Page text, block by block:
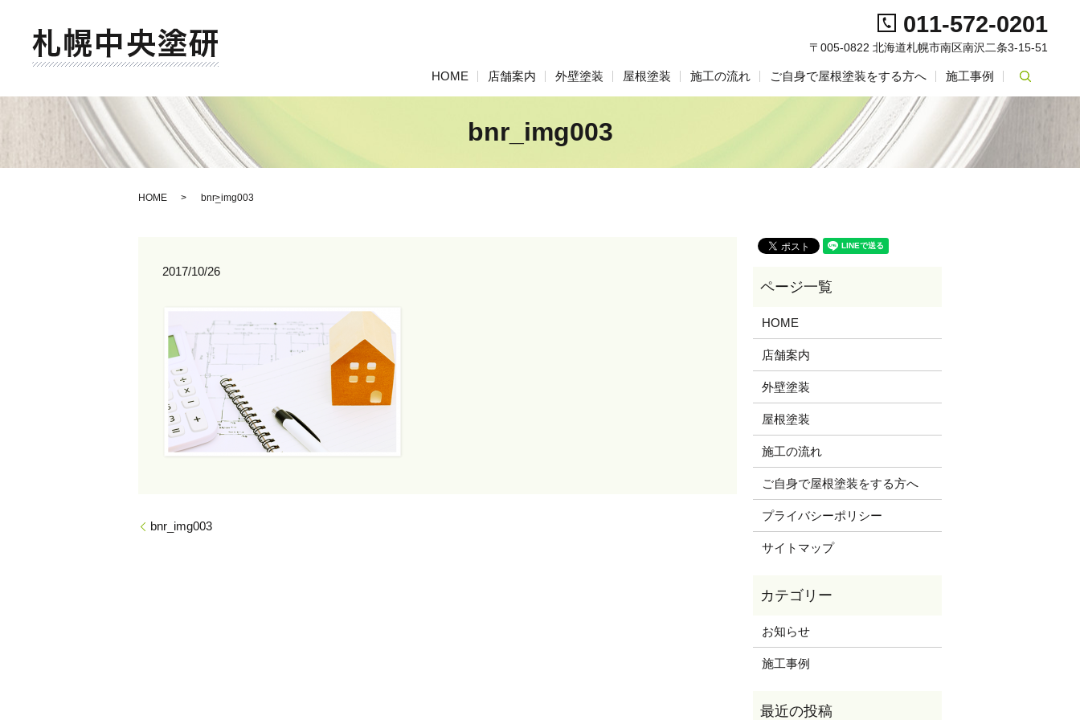
011-572-0201
〒005-0822 北海道札幌市南区南沢二条3-15-51
HOME 店舗案内 外壁塗装 屋根塗装 施工の流れ ご自身で屋根塗装をする方へ 施工事例
bnr_img003
HOME bnr_img003
2017/10/26
bnr_img003
HOME
店舗案内
外壁塗装
屋根塗装
施工の流れ
ご自身で屋根塗装をする方へ
プライバシーポリシー
サイトマップ
お知らせ
施工事例